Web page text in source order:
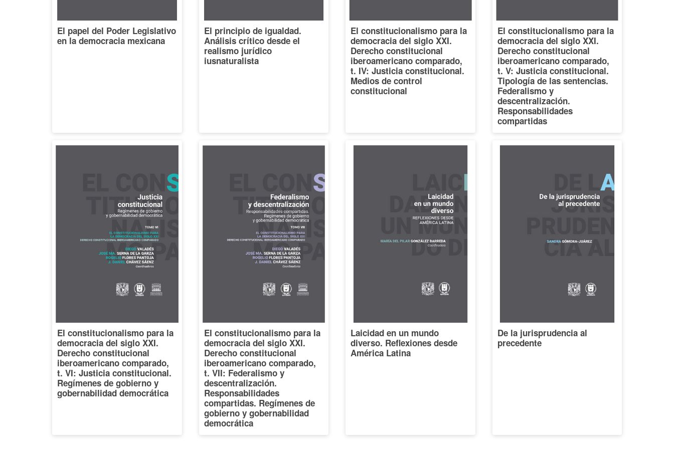
El papel del Poder Legislativo
en la democracia mexicana
El principio de igualdad.
Análisis crítico desde el
realismo jurídico
iusnaturalista
El constitucionalismo para la
democracia del siglo XXI.
Derecho constitucional
iberoamericano comparado,
t. IV: Justicia constitucional.
Medios de control
constitucional
El constitucionalismo para la
democracia del siglo XXI.
Derecho constitucional
iberoamericano comparado,
t. V: Justicia constitucional.
Tipología de las sentencias.
Federalismo y
descentralización.
Responsabilidades
compartidas
El constitucionalismo para la
democracia del siglo XXI.
Derecho constitucional
iberoamericano comparado,
t. VI: Justicia constitucional.
Regímenes de gobierno y
gobernabilidad democrática
El constitucionalismo para la
democracia del siglo XXI.
Derecho constitucional
iberoamericano comparado,
t. VII: Federalismo y
descentralización.
Responsabilidades
compartidas. Regímenes de
gobierno y gobernabilidad
democrática
Laicidad en un mundo
diverso. Reflexiones desde
América Latina
De la jurisprudencia al
precedente